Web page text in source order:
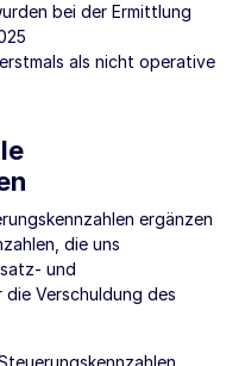
bei der Ermittlung
als nicht operative
ergänzen
die uns
und
Verschuldung des